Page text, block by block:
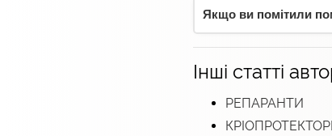
Якщо ви помітили
Інші статті
РЕПАРАНТИ